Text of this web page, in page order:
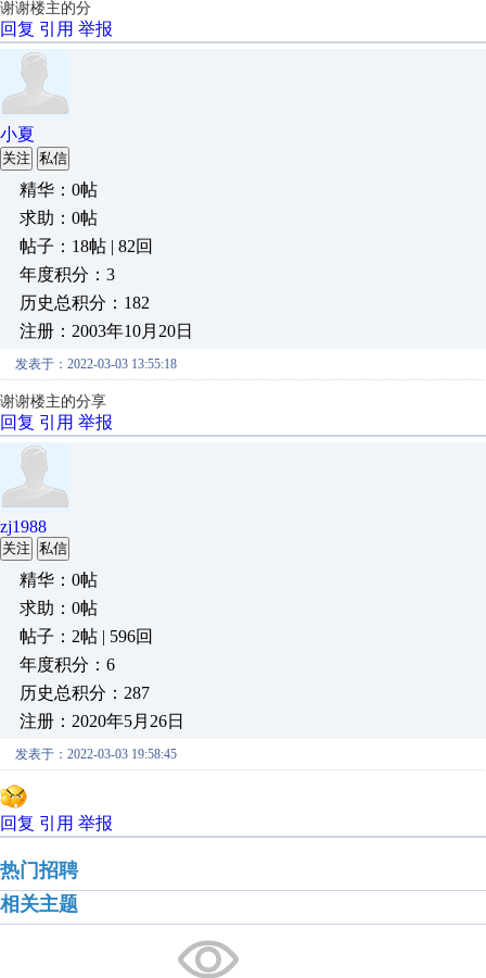
谢谢楼主的分
回复 引用 举报
小夏
关注 私信
精华：0帖
求助：0帖
帖子：18帖 | 82回
年度积分：3
历史总积分：182
注册：2003年10月20日
发表于：2022-03-03 13:55:18
谢谢楼主的分享
回复 引用 举报
zj1988
关注 私信
精华：0帖
求助：0帖
帖子：2帖 | 596回
年度积分：6
历史总积分：287
注册：2020年5月26日
发表于：2022-03-03 19:58:45
回复 引用 举报
热门招聘
相关主题